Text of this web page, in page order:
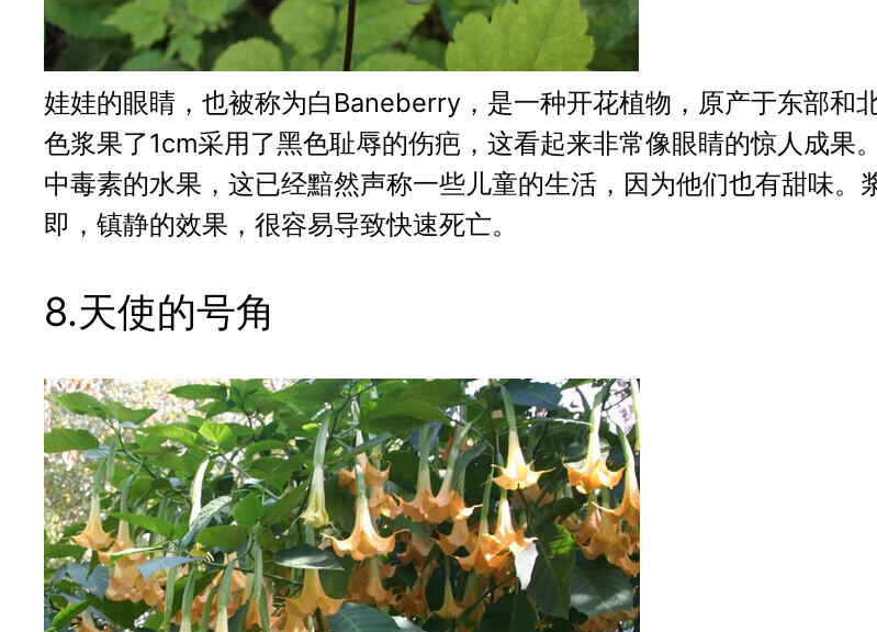
娃娃的眼睛，也被称为白Baneberry，是一种开花植物，原产于东部和
色浆果了1cm采用了黑色耻辱的伤疤，这看起来非常像眼睛的惊人成果
中毒素的水果，这已经黯然声称一些儿童的生活，因为他们也有甜味
即，镇静的效果，很容易导致快速死亡。
8.天使的号角